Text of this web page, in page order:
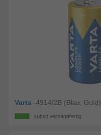
Varta -4914/2B (Blau, Gold)
sofort versandfertig